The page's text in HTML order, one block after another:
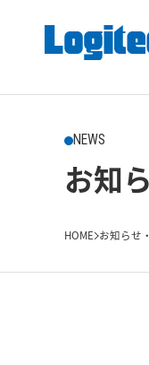
NEWS
お知
HOME お知らせ